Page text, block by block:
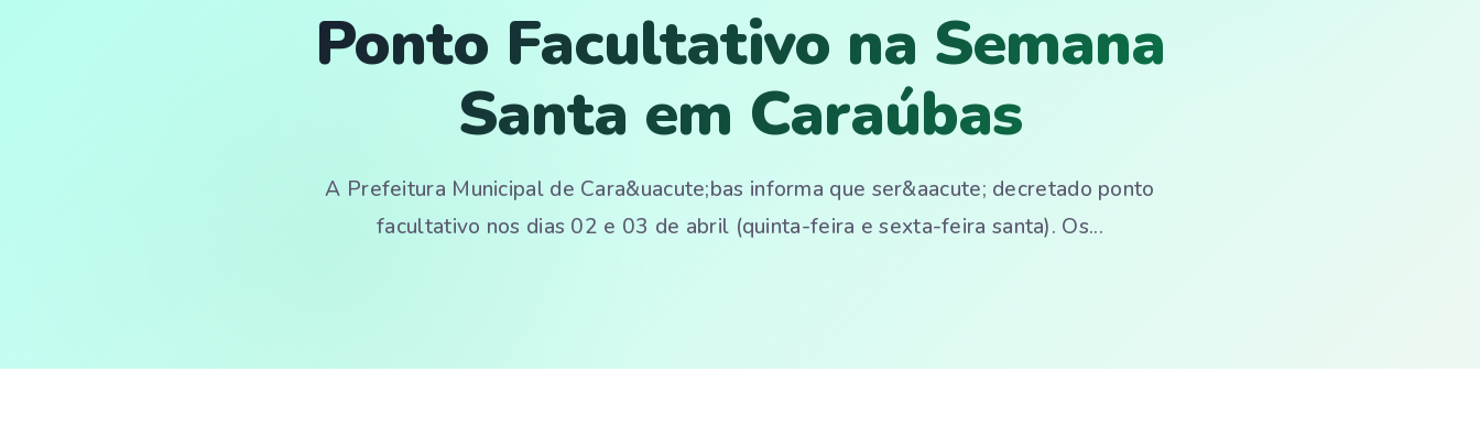
Ponto Facultativo na Semana
Santa em Caraúbas
A Prefeitura Municipal de Cara&uacute;bas informa que ser&aacute; decretado ponto
facultativo nos dias 02 e 03 de abril (quinta-feira e sexta-feira santa). Os...